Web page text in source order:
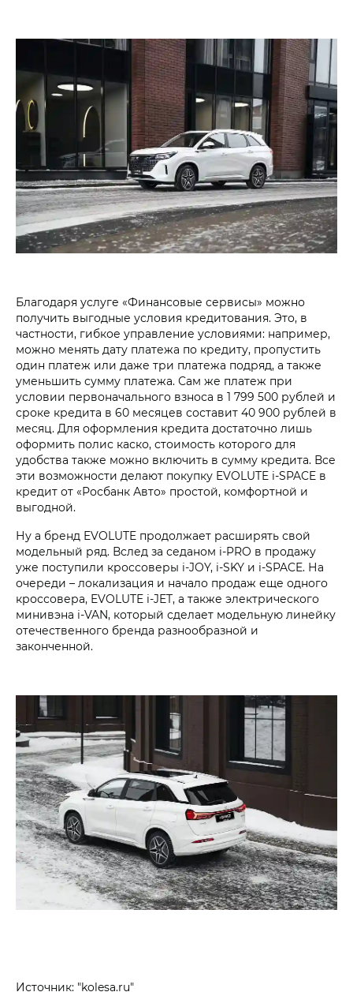
Благодаря услуге «Финансовые сервисы» можно
получить выгодные условия кредитования. Это, в
частности, гибкое управление условиями: например,
можно менять дату платежа по кредиту, пропустить
один платеж или даже три платежа подряд, а также
уменьшить сумму платежа. Сам же платеж при
условии первоначального взноса в 1 799 500 рублей и
сроке кредита в 60 месяцев составит 40 900 рублей в
месяц. Для оформления кредита достаточно лишь
оформить полис каско, стоимость которого для
удобства также можно включить в сумму кредита. Все
эти возможности делают покупку EVOLUTE i‑SPACE в
кредит от «Росбанк Авто» простой, комфортной и
выгодной.
Ну а бренд EVOLUTE продолжает расширять свой
модельный ряд. Вслед за седаном i‑PRO в продажу
уже поступили кроссоверы i‑JOY, i‑SKY и i‑SPACE. На
очереди – локализация и начало продаж еще одного
кроссовера, EVOLUTE i‑JET, а также электрического
минивэна i‑VAN, который сделает модельную линейку
отечественного бренда разнообразной и
законченной.
Источник: "kolesa.ru"